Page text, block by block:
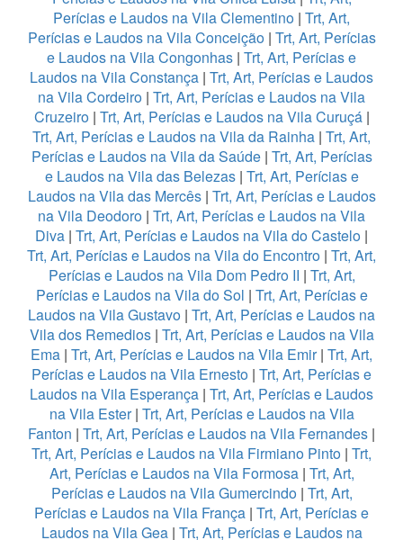
Perícias e Laudos na Vila Clementino | Trt, Art,
Perícias e Laudos na Vila Conceição| Trt, Art, Perícias
e Laudos na Vila Congonhas | Trt, Art, Perícias e
Laudos na Vila Constança | Trt, Art, Perícias e Laudos
na Vila Cordeiro | Trt, Art, Perícias e Laudos na Vila
Cruzeiro | Trt, Art, Perícias e Laudos na Vila Curuçá |
Trt, Art, Perícias e Laudos na Vila da Rainha | Trt, Art,
Perícias e Laudos na Vila da Saúde| Trt, Art, Perícias
e Laudos na Vila das Belezas| Trt, Art, Perícias e
Laudos na Vila das Mercês| Trt, Art, Perícias e Laudos
na Vila Deodoro | Trt, Art, Perícias e Laudos na Vila
Diva | Trt, Art, Perícias e Laudos na Vila do Castelo |
Trt, Art, Perícias e Laudos na Vila do Encontro | Trt, Art,
Perícias e Laudos na Vila Dom Pedro II | Trt, Art,
Perícias e Laudos na Vila do Sol | Trt, Art, Perícias e
Laudos na Vila Gustavo | Trt, Art, Perícias e Laudos na
Vila dos Remedios| Trt, Art, Perícias e Laudos na Vila
Ema | Trt, Art, Perícias e Laudos na Vila Emir| Trt, Art,
Perícias e Laudos na Vila Ernesto | Trt, Art, Perícias e
Laudos na Vila Esperança | Trt, Art, Perícias e Laudos
na Vila Ester| Trt, Art, Perícias e Laudos na Vila
Fanton | Trt, Art, Perícias e Laudos na Vila Fernandes |
Trt, Art, Perícias e Laudos na Vila Firmiano Pinto | Trt,
Art, Perícias e Laudos na Vila Formosa| Trt, Art,
Perícias e Laudos na Vila Gumercindo| Trt, Art,
Perícias e Laudos na Vila França | Trt, Art, Perícias e
Laudos na Vila Gea| Trt, Art, Perícias e Laudos na